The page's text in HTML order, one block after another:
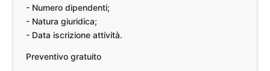
- Numero dipendenti;
- Natura giuridica;
- Data iscrizione attività.
Preventivo gratuito